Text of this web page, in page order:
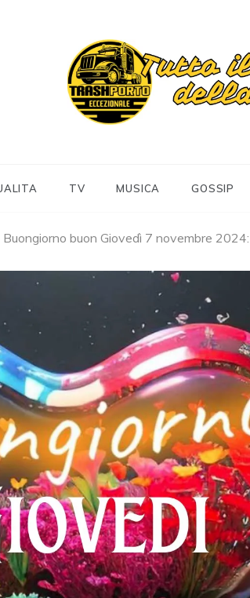
TV MUSICA GOSSIP
Buongiorno buon Giovedì 7 novembre